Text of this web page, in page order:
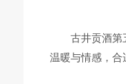
古井贡酒第五
温暖与情感，